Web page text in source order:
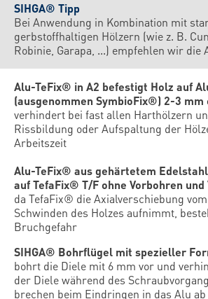
SIHGA® Tipp
Bei Anwendung in Kombination mit
gerbstoffhaltigen Hölzern (wie z. B.
Robinie, Garapa, ...) empfehlen wir die
Alu-TeFix® in A2 befestigt Holz auf
(ausgenommen SymbioFix®) 2-3 mm
verhindert bei fast allen Harthölzern
Rissbildung oder Aufspaltung der
Arbeitszeit
Alu-TeFix® aus gehärtetem
auf TefaFix® T/F ohne Vorbohren und
da TefaFix® die Axialverschiebung
Schwinden des Holzes aufnimmt,
Bruchgefahr
SIHGA® Bohrflügel mit spezieller
bohrt die Diele mit 6 mm vor und
der Diele während des
brechen beim Eindringen in das Alu ab